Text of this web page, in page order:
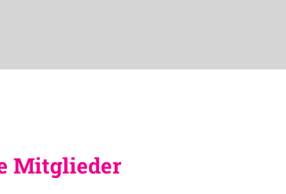
Mitglieder